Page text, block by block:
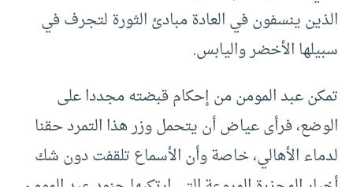
الذين ينسفون في العادة مبادئ الثورة لتجرف في
سبيلها الأخضر واليابس.
تمكن عبد المومن من إحكام قبضته مجددا على
الوضع، فرأى عياض أن يتحمل وزر هذا التمرد حقنا
لدماء الأهالي، خاصة وأن الأسماع تلقفت دون شك